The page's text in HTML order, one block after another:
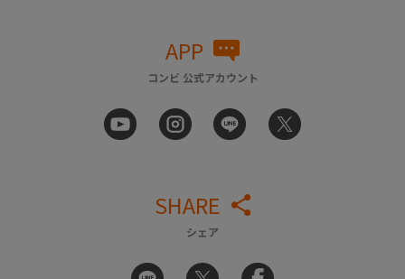
APP
コンビ 公式アカウント
SHARE
シェア